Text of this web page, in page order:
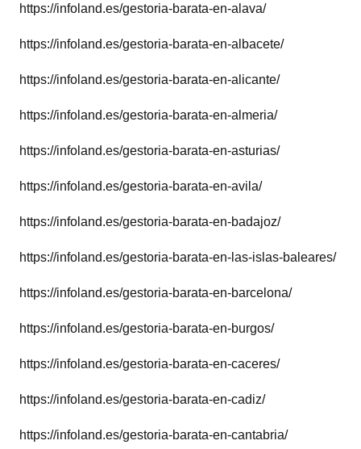
https://infoland.es/gestoria-barata-en-alava/
https://infoland.es/gestoria-barata-en-albacete/
https://infoland.es/gestoria-barata-en-alicante/
https://infoland.es/gestoria-barata-en-almeria/
https://infoland.es/gestoria-barata-en-asturias/
https://infoland.es/gestoria-barata-en-avila/
https://infoland.es/gestoria-barata-en-badajoz/
https://infoland.es/gestoria-barata-en-las-islas-baleares/
https://infoland.es/gestoria-barata-en-barcelona/
https://infoland.es/gestoria-barata-en-burgos/
https://infoland.es/gestoria-barata-en-caceres/
https://infoland.es/gestoria-barata-en-cadiz/
https://infoland.es/gestoria-barata-en-cantabria/